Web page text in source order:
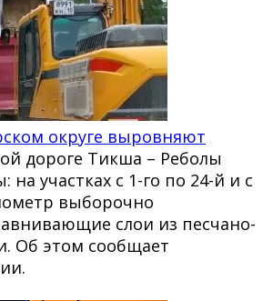
округе выровняют
дороге Тикша – Реболы
на участках с 1-го по 24-й и с
выборочно
слои из песчано-
Об этом сообщает